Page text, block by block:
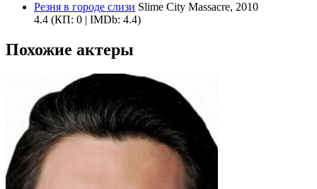
Резня в городе слизи Slime City Massacre, 2010
4.4 (КП: 0 | IMDb: 4.4)
Похожие актеры